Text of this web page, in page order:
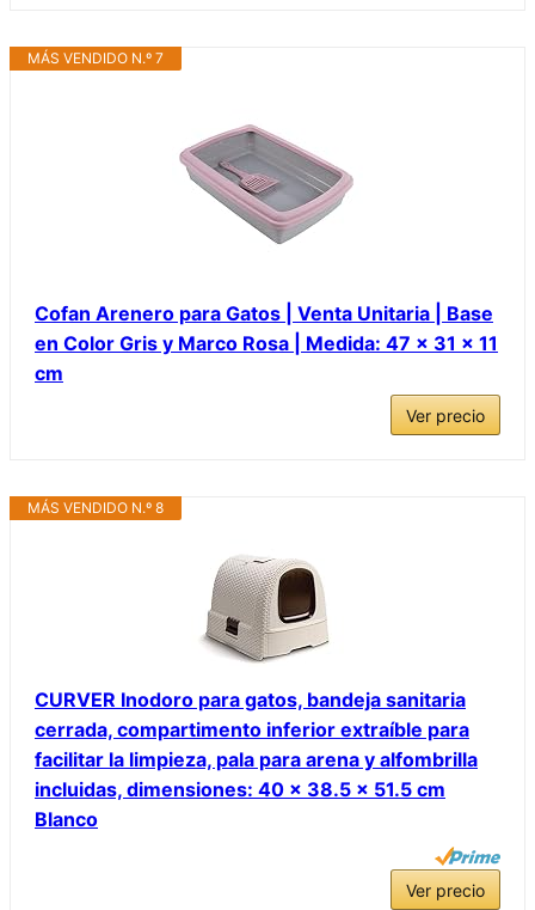
MÁS VENDIDO N.º 7
Cofan Arenero para Gatos | Venta Unitaria | Base
en Color Gris y Marco Rosa | Medida: 47 x 31 x 11
cm
Ver precio
MÁS VENDIDO N.º 8
CURVER Inodoro para gatos, bandeja sanitaria
cerrada, compartimento inferior extraíble para
facilitar la limpieza, pala para arena y alfombrilla
incluidas, dimensiones: 40 x 38.5 x 51.5 cm
Blanco
Ver precio